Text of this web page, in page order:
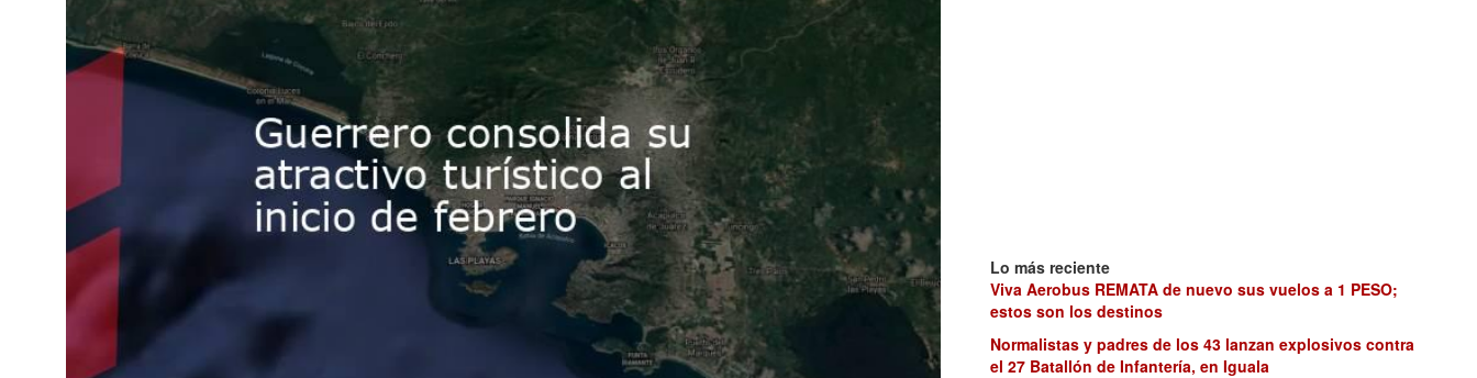
Lo más reciente
Viva Aerobus REMATA de nuevo sus vuelos a 1 PESO;
estos son los destinos
Normalistas y padres de los 43 lanzan explosivos contra
el 27 Batallón de Infantería, en Iguala